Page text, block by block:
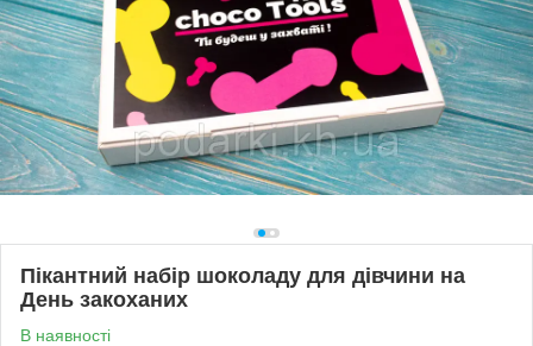
Пікантний набір шоколаду для дівчини на
День закоханих
В наявності